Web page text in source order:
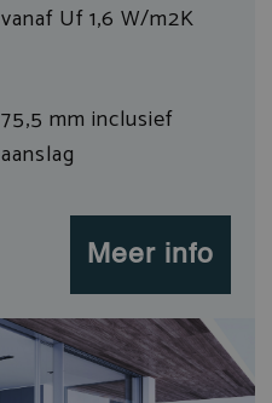
vanaf Uf 1,6 W/m2K
75,5 mm inclusief
aanslag
Meer info